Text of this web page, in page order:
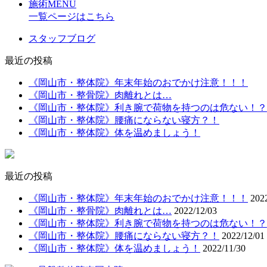
施術MENU
一覧ページはこちら
スタッフブログ
最近の投稿
《岡山市・整体院》年末年始のおでかけ注意！！！
《岡山市・整骨院》肉離れとは…
《岡山市・整体院》利き腕で荷物を持つのは危ない！？
《岡山市・整体院》腰痛にならない寝方？！
《岡山市・整体院》体を温めましょう！
最近の投稿
《岡山市・整体院》年末年始のおでかけ注意！！！
《岡山市・整骨院》肉離れとは… 2022/12/03
《岡山市・整体院》利き腕で荷物を持つのは危ない！？
《岡山市・整体院》腰痛にならない寝方？！
2022/12/01
《岡山市・整体院》体を温めましょう！
2022/11/30